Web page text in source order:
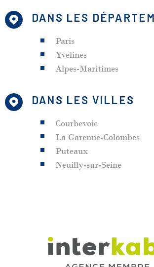
DANS LES
Paris
Yvelines
Alpes-Maritimes
DANS LES VILLES
Courbevoie
La Garenne-Colombes
Puteaux
Neuilly-sur-Seine